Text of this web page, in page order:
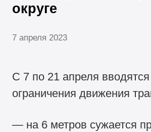
округе
7 апреля 2023
С 7 по 21 апреля
ограничения движения
— на 6 метров сужается